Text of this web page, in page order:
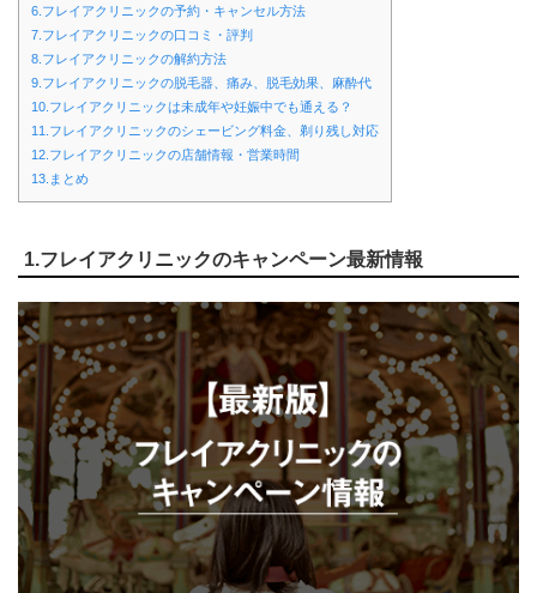
6.フレイアクリニックの予約・キャンセル方法
7.フレイアクリニックの口コミ・評判
8.フレイアクリニックの解約方法
9.フレイアクリニックの脱毛器、痛み、脱毛効果、麻酔代
10.フレイアクリニックは未成年や妊娠中でも通える？
11.フレイアクリニックのシェービング料金、剃り残し対応
12.フレイアクリニックの店舗情報・営業時間
13.まとめ
1.フレイアクリニックのキャンペーン最新情報